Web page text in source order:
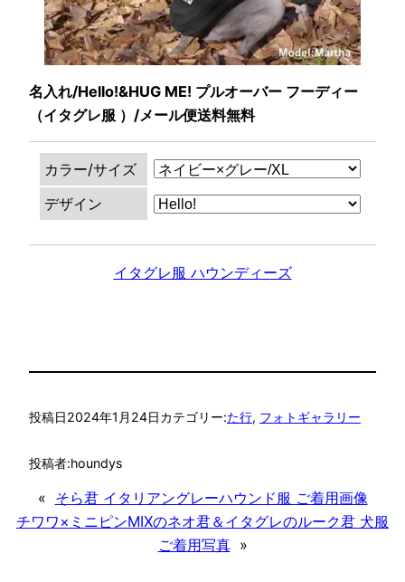
名入れ/Hello!&HUG ME! プルオーバー フーディー
（イタグレ服 ）/メール便送料無料
カラー/サイズ
デザイン
イタグレ服 ハウンディーズ
投稿日2024年1月24日カテゴリー:た行, フォトギャラリー
投稿者:houndys
« そら君 イタリアングレーハウンド服 ご着用画像
チワワ×ミニピンMIXのネオ君＆イタグレのルーク君 犬服
ご着用写真 »